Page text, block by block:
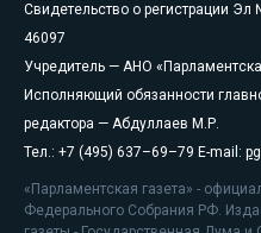
Свидетельство о регистрации
46097
Учредитель — АНО
Исполняющий обязанности
редактора — Абдуллаев М.Р.
Тел.: +7 (495) 637–69–79 E-mail:
«Парламентская газета» -
Федерального Собрания РФ.